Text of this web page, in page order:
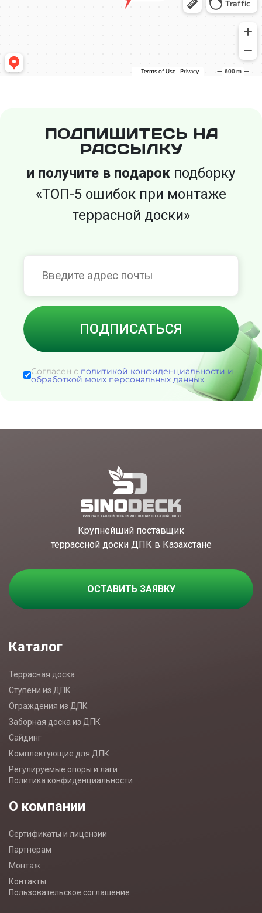
ПОДПИШИТЕСЬ НА
РАССЫЛКУ
и получите в подарок подборку
«ТОП-5 ошибок при монтаже
террасной доски»
Согласен с политикой конфиденциальности и
обработкой моих персональных данных
Крупнейший поставщик
террассной доски ДПК в Казахстане
ОСТАВИТЬ ЗАЯВКУ
Каталог
Террасная доска
Ступени из ДПК
Ограждения из ДПК
Заборная доска из ДПК
Сайдинг
Комплектующие для ДПК
Регулируемые опоры и лаги
Политика конфиденциальности
О компании
Сертификаты и лицензии
Партнерам
Монтаж
Контакты
Пользовательское соглашение